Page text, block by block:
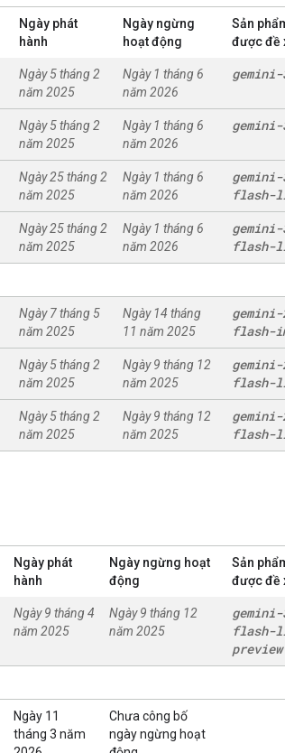
Ngày phát
hành
Ngày ngừng
hoạt động
Sản
được đề
Ngày 5 tháng 2
năm 2025
Ngày 1 tháng 6
năm 2026
gemini-
Ngày 5 tháng 2
năm 2025
Ngày 1 tháng 6
năm 2026
gemini-
Ngày 25 tháng 2
năm 2025
Ngày 1 tháng 6
năm 2026
gemini-
flash-
Ngày 25 tháng 2
năm 2025
Ngày 1 tháng 6
năm 2026
gemini-
flash-
Ngày 7 tháng 5
năm 2025
Ngày 14 tháng
11 năm 2025
gemini-
flash-
Ngày 5 tháng 2
năm 2025
Ngày 9 tháng 12
năm 2025
gemini-
flash-
Ngày 5 tháng 2
năm 2025
Ngày 9 tháng 12
năm 2025
gemini-
flash-
Ngày phát
hành
Ngày ngừng hoạt
động
Sản
được đề
Ngày 9 tháng 4
năm 2025
Ngày 9 tháng 12
năm 2025
gemini-
flash-
preview
Ngày 11
tháng 3 năm
Chưa công bố
ngày ngừng hoạt